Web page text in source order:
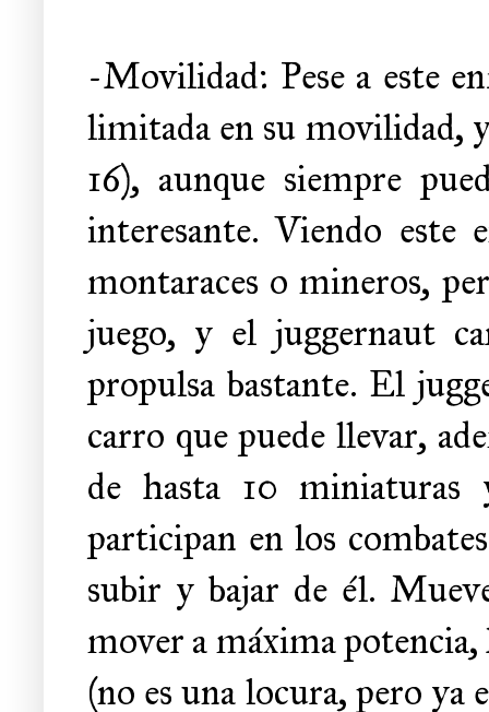
-Movilidad: Pese a este
limitada en su movilidad,
16), aunque siempre
interesante. Viendo este
montaraces o mineros,
juego, y el juggernaut
propulsa bastante. El
carro que puede llevar,
de hasta 10 miniaturas
participan en los
subir y bajar de él.
mover a máxima potencia,
(no es una locura, pero ya